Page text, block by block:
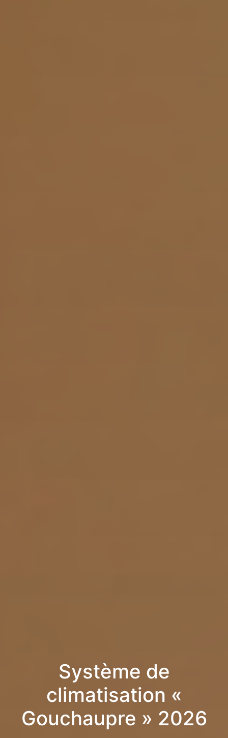
Système de
climatisation «
Gouchaupre » 2026